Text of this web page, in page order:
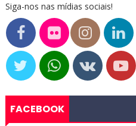
Siga-nos nas mídias sociais!
FACEBOOK